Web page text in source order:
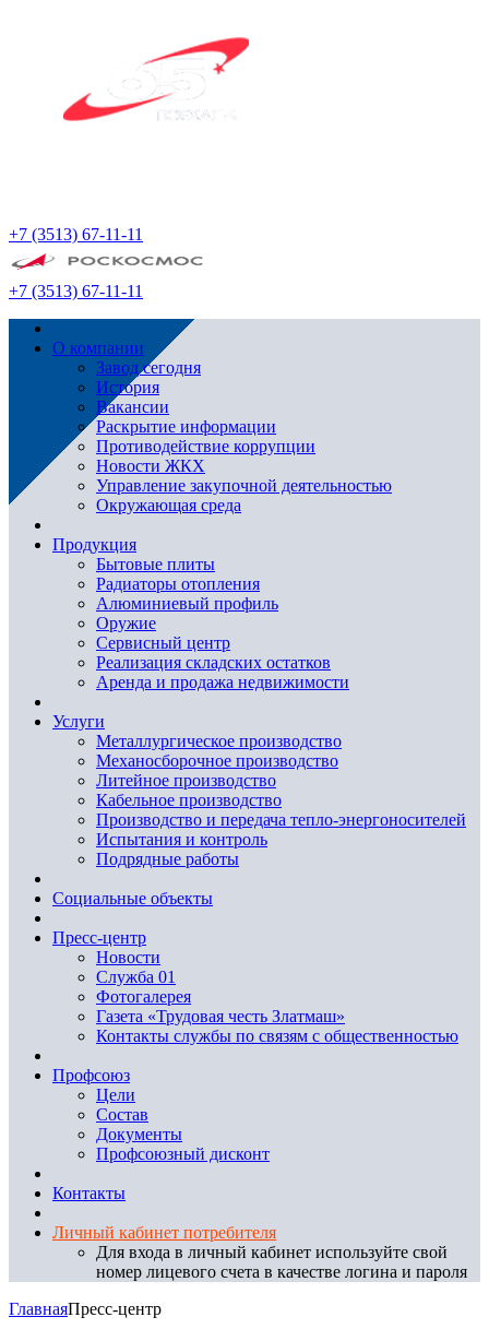
+7 (3513) 67-11-11
+7 (3513) 67-11-11
О компании
Завод сегодня
История
Вакансии
Раскрытие информации
Противодействие коррупции
Новости ЖКХ
Управление закупочной деятельностью
Окружающая среда
Продукция
Бытовые плиты
Радиаторы отопления
Алюминиевый профиль
Оружие
Сервисный центр
Реализация складских остатков
Аренда и продажа недвижимости
Услуги
Металлургическое производство
Механосборочное производство
Литейное производство
Кабельное производство
Производство и передача тепло-энергоносителей
Испытания и контроль
Подрядные работы
Социальные объекты
Пресс-центр
Новости
Служба 01
Фотогалерея
Газета «Трудовая честь Златмаш»
Контакты службы по связям с общественностью
Профсоюз
Цели
Состав
Документы
Профсоюзный дисконт
Контакты
Личный кабинет потребителя
Для входа в личный кабинет используйте свой
номер лицевого счета в качестве логина и пароля
ГлавнаяПресс-центр